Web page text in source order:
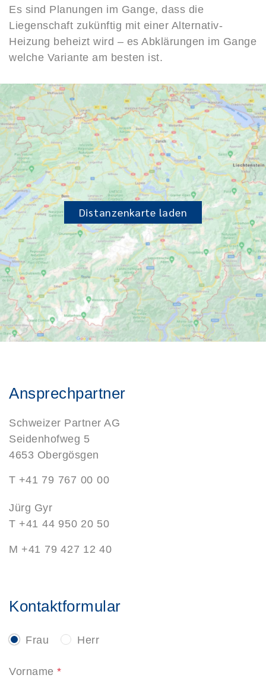
Es sind Planungen im Gange, dass die
Liegenschaft zukünftig mit einer Alternativ-
Heizung beheizt wird – es Abklärungen im Gange
welche Variante am besten ist.
Distanzenkarte laden
Ansprechpartner
Schweizer Partner AG
Seidenhofweg 5
4653 Obergösgen
T +41 79 767 00 00
Jürg Gyr
T +41 44 950 20 50
M +41 79 427 12 40
Kontaktformular
Frau Herr
Vorname